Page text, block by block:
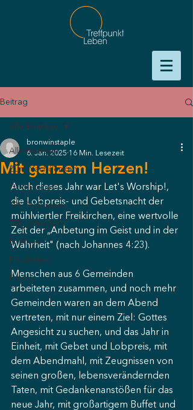
Beitrag
Alle Beiträge
Zum Nachdenken
God Stories
TPL Proklamiert
TPL Unterstützt
Erlebtes
Prophetien
Predigt
Alle Beiträge
Mit ganzem Herzen!
bronwinstaple
6. Jan. 2025 16 Min. Lesezeit
Auch dieses Jahr war Let's Worship!,
die Lobpreis- und Gebetsnacht der
mühlviertler Freikirchen, eine wertvolle
Zeit der „Anbetung im Geist und in der
Wahrheit" (nach Johannes 4:23).
Menschen aus 6 Gemeinden
arbeiteten zusammen, und noch mehr
Gemeinden waren an dem Abend
vertreten, mit nur einem Ziel: Gottes
Angesicht zu suchen, und das Jahr in
Einheit, mit Gebet und Lobpreis, mit
dem Abendmahl, mit Zeugnissen von
seinen großen, lebensverändernden
Taten, mit Gedankenanstößen für das
neue Jahr, mit großartigem Buffet und